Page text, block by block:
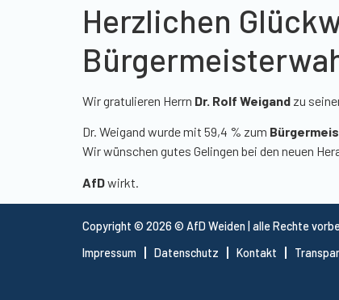
Herzlichen
Wir gratulieren Herrn Dr. Rolf Weigand zu
Dr. Weigand wurde mit 59,4 % zum
Wir wünschen gutes Gelingen bei den neuen
AfDwirkt.
Copyright © 2026 © AfD Weiden | alle Rechte
Impressum
Datenschutz Kontakt